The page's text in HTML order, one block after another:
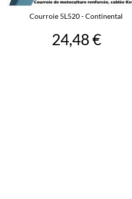
Courroie 5L520 - Continental
24,48 €